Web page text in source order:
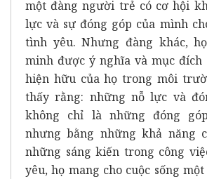
một đàng người trẻ có cơ hội
lực và sự đóng góp của mình
tình yêu. Nhưng đàng khác,
minh được ý nghĩa và mục đích
hiện hữu của họ trong môi
thấy rằng: những nỗ lực và
không chỉ là những đóng
nhưng bằng những khả năng
những sáng kiến trong công
yêu, họ mang cho cuộc sống